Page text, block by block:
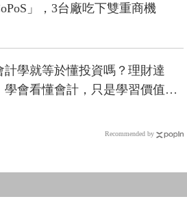
」，3台廠吃下雙重商機
計學就等於懂投資嗎？理財達
學會看懂會計，只是學習價值投
第1步
Recommended by